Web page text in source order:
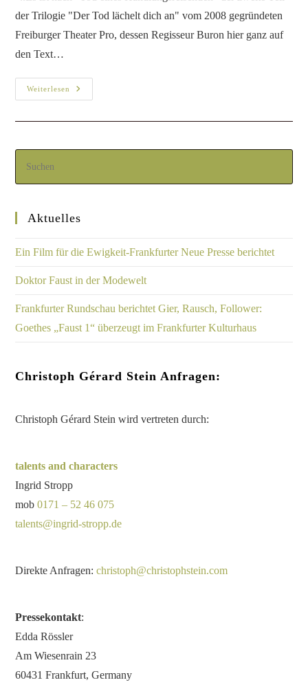
der Trilogie "Der Tod lächelt dich an" vom 2008 gegründeten
Freiburger Theater Pro, dessen Regisseur Buron hier ganz auf
den Text…
Weiterlesen
Aktuelles
Ein Film für die Ewigkeit-Frankfurter Neue Presse berichtet
Doktor Faust in der Modewelt
Frankfurter Rundschau berichtet Gier, Rausch, Follower:
Goethes „Faust 1“ überzeugt im Frankfurter Kulturhaus
Christoph Gérard Stein Anfragen:
Christoph Gérard Stein wird vertreten durch:
talents and characters
Ingrid Stropp
mob0171 – 52 46 075
talents@ingrid-stropp.de
Direkte Anfragen:christoph@christophstein.com
Pressekontakt:
Edda Rössler
Am Wiesenrain 23
60431 Frankfurt, Germany